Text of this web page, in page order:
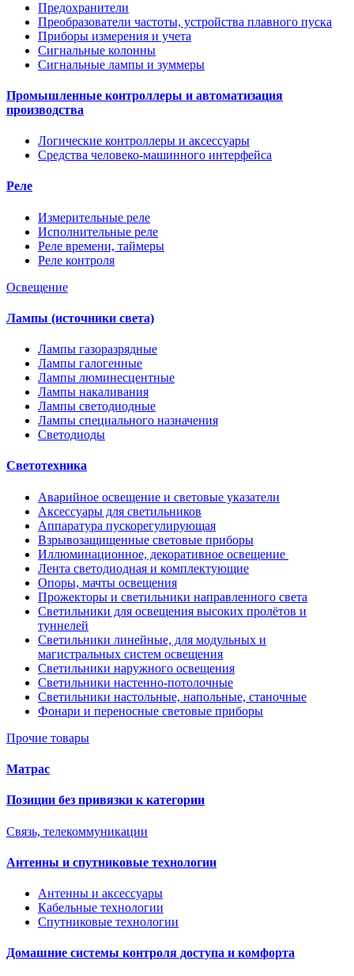
Предохранители
Преобразователи частоты, устройства плавного пуска
Приборы измерения и учета
Сигнальные колонны
Сигнальные лампы и зуммеры
Промышленные контроллеры и автоматизация
производства
Логические контроллеры и аксессуары
Средства человеко-машинного интерфейса
Реле
Измерительные реле
Исполнительные реле
Реле времени, таймеры
Реле контроля
Освещение
Лампы (источники света)
Лампы газоразрядные
Лампы галогенные
Лампы люминесцентные
Лампы накаливания
Лампы светодиодные
Лампы специального назначения
Светодиоды
Светотехника
Аварийное освещение и световые указатели
Аксессуары для светильников
Аппаратура пускорегулирующая
Взрывозащищенные световые приборы
Иллюминационное, декоративное освещение
Лента светодиодная и комплектующие
Опоры, мачты освещения
Прожекторы и светильники направленного света
Светильники для освещения высоких пролётов и
туннелей
Светильники линейные, для модульных и
магистральных систем освещения
Светильники наружного освещения
Светильники настенно-потолочные
Светильники настольные, напольные, станочные
Фонари и переносные световые приборы
Прочие товары
Матрас
Позиции без привязки к категории
Связь, телекоммуникации
Антенны и спутниковые технологии
Антенны и аксессуары
Кабельные технологии
Спутниковые технологии
Домашние системы контроля доступа и комфорта